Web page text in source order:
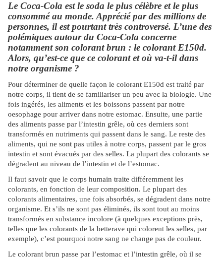
Le Coca-Cola est le soda le plus célèbre et le plus
consommé au monde. Apprécié par des millions de
personnes, il est pourtant très controversé. L’une des
polémiques autour du Coca-Cola concerne
notamment son colorant brun : le colorant E150d.
Alors, qu’est-ce que ce colorant et où va-t-il dans
notre organisme ?
Pour déterminer de quelle façon le colorant E150d est traité par
notre corps, il tient de se familiariser un peu avec la biologie. Une
fois ingérés, les aliments et les boissons passent par notre
oesophage pour arriver dans notre estomac. Ensuite, une partie
des aliments passe par l’intestin grêle, où ces derniers sont
transformés en nutriments qui passent dans le sang. Le reste des
aliments, qui ne sont pas utiles à notre corps, passent par le gros
intestin et sont évacués par des selles. La plupart des colorants se
dégradent au niveau de l’intestin et de l’estomac.
Il faut savoir que le corps humain traite différemment les
colorants, en fonction de leur composition. Le plupart des
colorants alimentaires, une fois absorbés, se dégradent dans notre
organisme. Et s’ils ne sont pas éliminés, ils sont tout au moins
transformés en substance incolore (à quelques exceptions près,
telles que les colorants de la betterave qui colorent les selles, par
exemple), c’est pourquoi notre sang ne change pas de couleur.
Le colorant brun passe par l’estomac et l’intestin grêle, où il se